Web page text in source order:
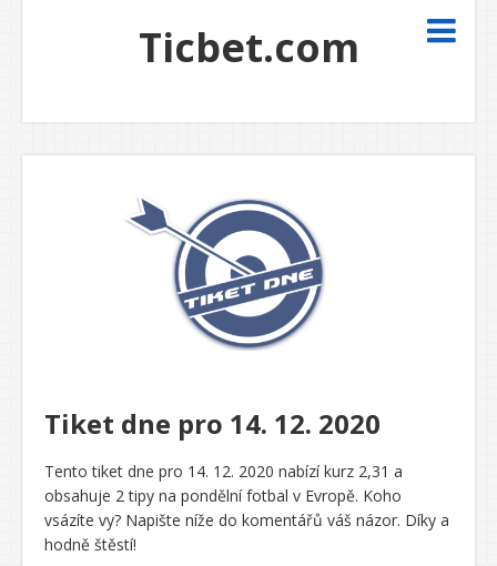
Ticbet.com
Tiket dne pro 14. 12. 2020
Tento tiket dne pro 14. 12. 2020 nabízí kurz 2,31 a
obsahuje 2 tipy na pondělní fotbal v Evropě. Koho
vsázíte vy? Napište níže do komentářů váš názor. Díky a
hodně štěstí!